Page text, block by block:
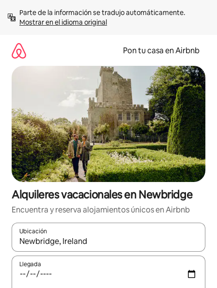
contenidoMostrar en el idioma original
Pon tu casa en Airbnb
Alquileres vacacionales en Newbridge
Encuentra y reserva alojamientos únicos en Airbnb
Ubicación
Cuando los resultados estén disponibles, navega con las
Llegada